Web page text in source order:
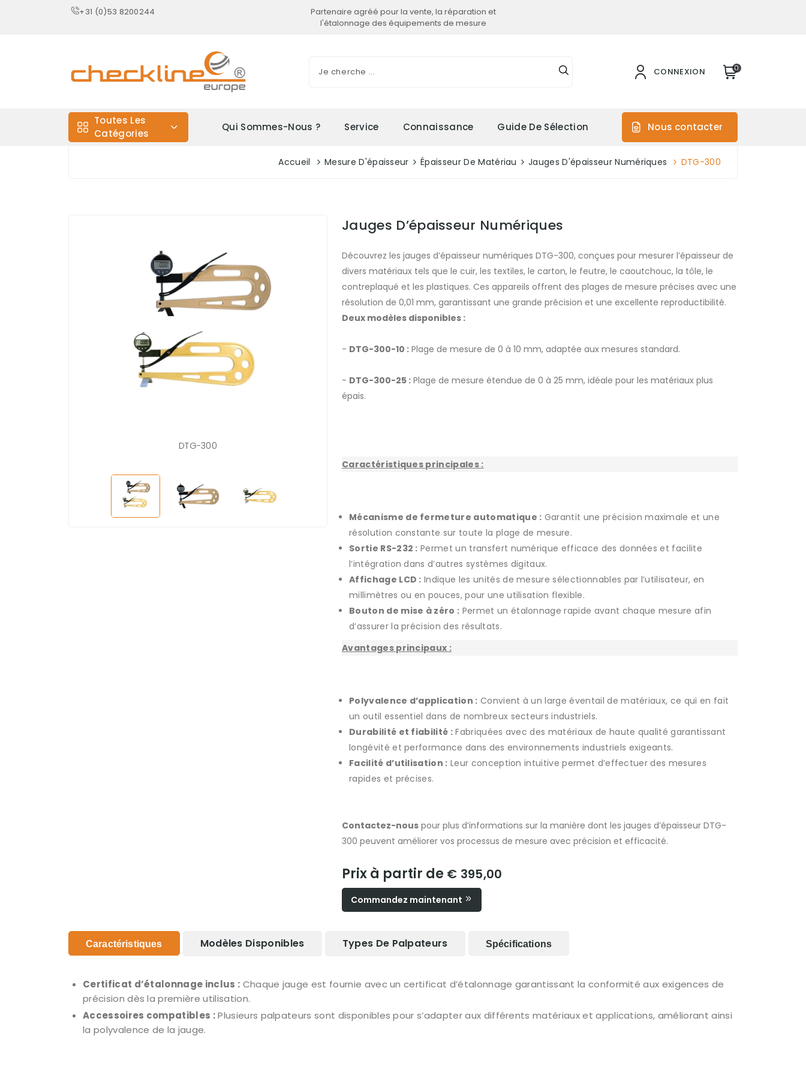
+31 (0)53 8200244
Partenaire agréé pour la vente, la réparation et
l'étalonnage des équipements de mesure
CONNEXION 0
Toutes Les
Catégories
Qui Sommes-Nous ? Service Connaissance Guide De Sélection Nous contacter
Accueil Mesure D'épaisseur Épaisseur De Matériau Jauges D'épaisseur Numériques DTG-300
DTG-300
Jauges D’épaisseur Numériques
Découvrez les jauges d’épaisseur numériques DTG-300, conçues pour mesurer l’épaisseur de
divers matériaux tels que le cuir, les textiles, le carton, le feutre, le caoutchouc, la tôle, le
contreplaqué et les plastiques. Ces appareils offrent des plages de mesure précises avec une
résolution de 0,01 mm, garantissant une grande précision et une excellente reproductibilité.
Deux modèles disponibles :
- DTG-300-10 : Plage de mesure de 0 à 10 mm, adaptée aux mesures standard.
- DTG-300-25 : Plage de mesure étendue de 0 à 25 mm, idéale pour les matériaux plus
épais.
Caractéristiques principales :
Mécanisme de fermeture automatique : Garantit une précision maximale et une
résolution constante sur toute la plage de mesure.
Sortie RS-232 : Permet un transfert numérique efficace des données et facilite
l’intégration dans d’autres systèmes digitaux.
Affichage LCD : Indique les unités de mesure sélectionnables par l’utilisateur, en
millimètres ou en pouces, pour une utilisation flexible.
Bouton de mise à zéro : Permet un étalonnage rapide avant chaque mesure afin
d’assurer la précision des résultats.
Avantages principaux :
Polyvalence d’application : Convient à un large éventail de matériaux, ce qui en fait
un outil essentiel dans de nombreux secteurs industriels.
Durabilité et fiabilité : Fabriquées avec des matériaux de haute qualité garantissant
longévité et performance dans des environnements industriels exigeants.
Facilité d’utilisation : Leur conception intuitive permet d’effectuer des mesures
rapides et précises.
Contactez-nous pour plus d’informations sur la manière dont les jauges d’épaisseur DTG-
300 peuvent améliorer vos processus de mesure avec précision et efficacité.
Prix à partir de € 395,00
Commandez maintenant
Caractéristiques Modèles Disponibles Types De Palpateurs Spécifications
Certificat d’étalonnage inclus : Chaque jauge est fournie avec un certificat d’étalonnage garantissant la conformité aux exigences de
précision dès la première utilisation.
Accessoires compatibles :Plusieurs palpateurs sont disponibles pour s’adapter aux différents matériaux et applications, améliorant ainsi
la polyvalence de la jauge.